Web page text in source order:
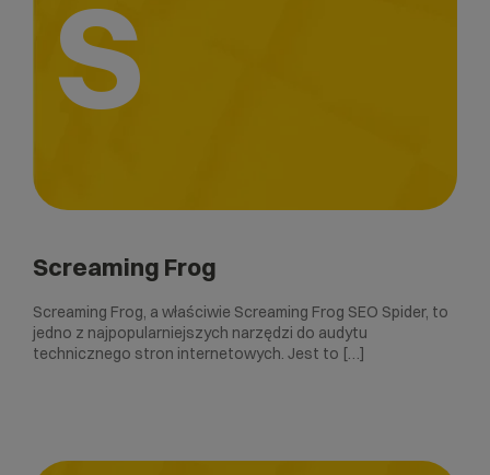
S
Screaming Frog
Screaming Frog, a właściwie Screaming Frog SEO Spider, to
jedno z najpopularniejszych narzędzi do audytu
technicznego stron internetowych. Jest to […]